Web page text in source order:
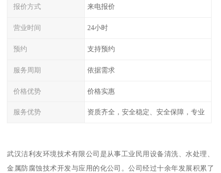
报价方式 来电报价
营业时间 24小时
预约 支持预约
服务周期 依据需求
价格优势 价格实惠
服务优势 资质齐全，安全稳定、安全保障，专业
武汉洁利友环境技术有限公司是从事工业民用设备清洗、水处理、
金属防腐蚀技术开发与应用的化公司。公司经过十余年发展积累了